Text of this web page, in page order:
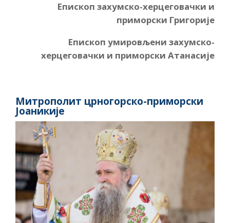
Епископ захумско-херцеговачки и
приморски Григорије
Епископ умировљени захумско-
херцеговачки и приморски Атанасије
Митрополит црногорско-приморски
Јоаникије